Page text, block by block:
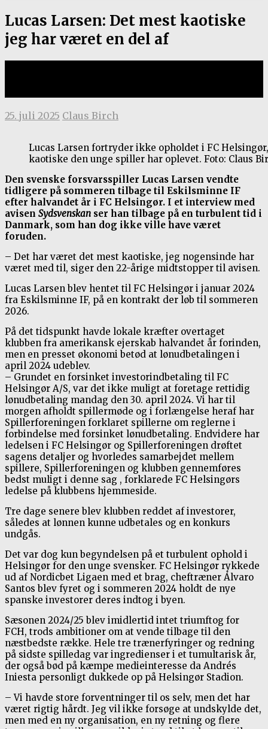
Lucas Larsen: Det mest kaotiske
jeg har været en del af
25. juli 2025 Claus Birch
Lucas Larsen fortryder ikke opholdet i FC
kaotiske den unge spiller har oplevet. Foto: Claus
Den svenske forsvarsspiller Lucas Larsen vendte
tidligere på sommeren tilbage til Eskilsminne IF
efter halvandet år i FC Helsingør. I et interview med
avisen Sydsvenskan ser han tilbage på en turbulent tid i
Danmark, som han dog ikke ville have været
foruden.
– Det har været det mest kaotiske, jeg nogensinde har
været med til, siger den 22-årige midtstopper til avisen.
Lucas Larsen blev hentet til FC Helsingør i januar 2024
fra Eskilsminne IF, på en kontrakt der løb til sommeren
2026.
På det tidspunkt havde lokale kræfter overtaget
klubben fra amerikansk ejerskab halvandet år forinden,
men en presset økonomi betød at lønudbetalingen i
april 2024 udeblev.
– Grundet en forsinket investorindbetaling til FC
Helsingør A/S, var det ikke muligt at foretage rettidig
lønudbetaling mandag den 30. april 2024. Vi har til
morgen afholdt spillermøde og i forlængelse heraf har
Spillerforeningen forklaret spillerne om reglerne i
forbindelse med forsinket lønudbetaling. Endvidere har
ledelsen i FC Helsingør og Spillerforeningen drøftet
sagens detaljer og hvorledes samarbejdet mellem
spillere, Spillerforeningen og klubben gennemføres
bedst muligt i denne sag , forklarede FC Helsingørs
ledelse på klubbens hjemmeside.
Tre dage senere blev klubben reddet af investorer,
således at lønnen kunne udbetales og en konkurs
undgås.
Det var dog kun begyndelsen på et turbulent ophold i
Helsingør for den unge svensker. FC Helsingør rykkede
ud af Nordicbet Ligaen med et brag, cheftræner Álvaro
Santos blev fyret og i sommeren 2024 holdt de nye
spanske investorer deres indtog i byen.
Sæsonen 2024/25 blev imidlertid intet triumftog for
FCH, trods ambitioner om at vende tilbage til den
næstbedste række. Hele tre trænerfyringer og redning
på sidste spilledag var ingredienser i et tumultarisk år,
der også bød på kæmpe medieinteresse da Andrés
Iniesta personligt dukkede op på Helsingør Stadion.
– Vi havde store forventninger til os selv, men det har
været rigtig hårdt. Jeg vil ikke forsøge at undskylde det,
men med en ny organisation, en ny retning og flere